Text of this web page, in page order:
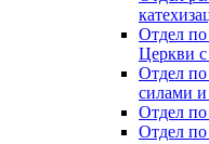
Отдел
Церкви
Отдел
силами
Отдел по
Отдел по